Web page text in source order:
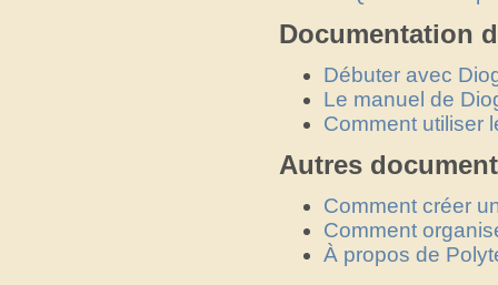
Documentation
Débuter avec
Le manuel de
Comment utiliser
Autres
Comment créer
Comment
À propos de